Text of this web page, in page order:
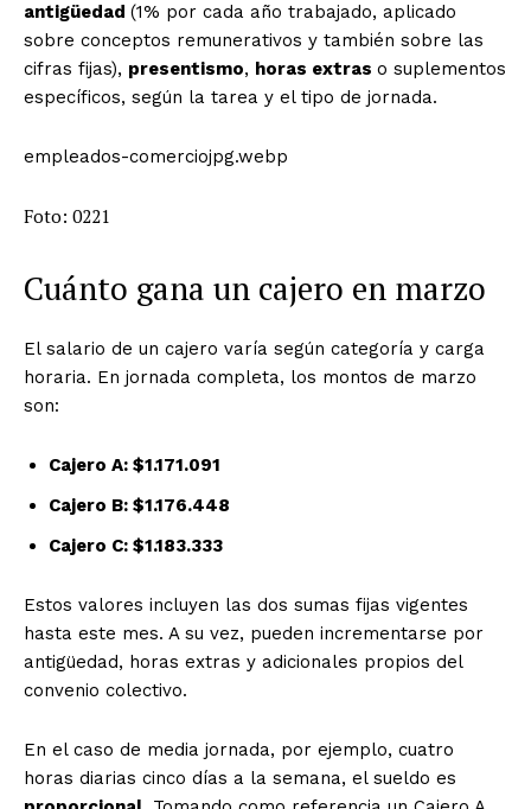
antigüedad (1% por cada año trabajado, aplicado
sobre conceptos remunerativos y también sobre las
cifras fijas), presentismo, horas extras o suplementos
específicos, según la tarea y el tipo de jornada.
empleados-comerciojpg.webp
Foto: 0221
Cuánto gana un cajero en marzo
El salario de un cajero varía según categoría y carga
horaria. En jornada completa, los montos de marzo
son:
Cajero A: $1.171.091
Cajero B: $1.176.448
Cajero C: $1.183.333
Estos valores incluyen las dos sumas fijas vigentes
hasta este mes. A su vez, pueden incrementarse por
antigüedad, horas extras y adicionales propios del
convenio colectivo.
En el caso de media jornada, por ejemplo, cuatro
horas diarias cinco días a la semana, el sueldo es